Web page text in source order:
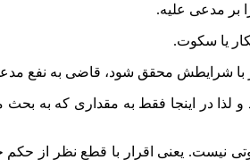
بر مدعی علیه.
یا سکوت.
با شرایطش محقق شود، قاضی به نفع
لذا در اینجا فقط به مقداری که به
نیست. یعنی اقرار با قطع نظر از